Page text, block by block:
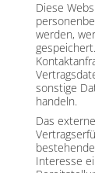
Diese
werden,
sonstige
handeln.
Das
Interesse